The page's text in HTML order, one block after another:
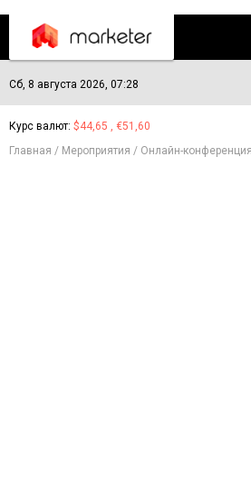
Сб, 8 августа 2026, 07:28
Курс валют: $44,65 , €51,60
Главная
Мероприятия Онлайн-